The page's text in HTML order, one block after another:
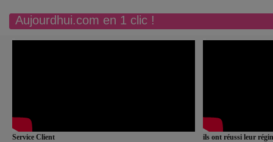
Aujourdhui.com en 1 clic !
Service Client
ils ont réussi leur